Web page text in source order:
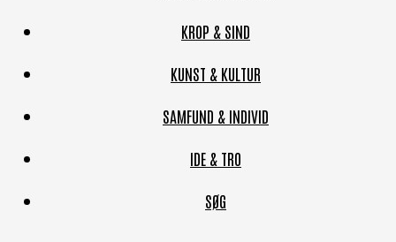
KROP & SIND
KUNST & KULTUR
SAMFUND & INDIVID
IDE & TRO
SØG